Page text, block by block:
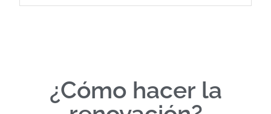
¿Cómo hacer la